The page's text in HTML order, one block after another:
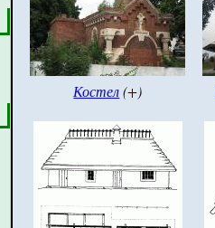
Костел(+)